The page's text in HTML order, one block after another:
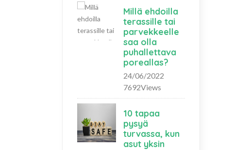
Millä ehdoilla
terassille tai
parvekkeelle
saa olla
puhallettava
poreallas?
24/06/2022
7692Views
10 tapaa
pysyä
turvassa, kun
asut yksin